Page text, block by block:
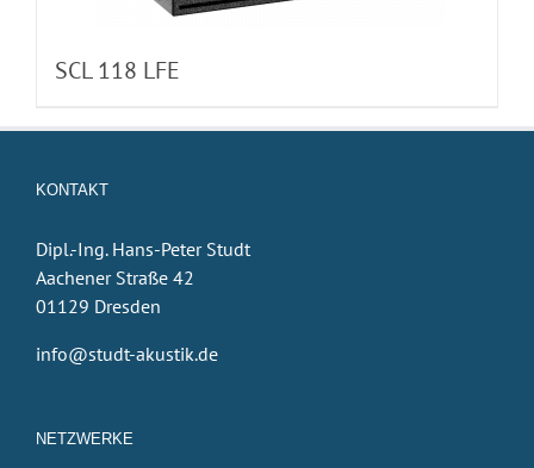
SCL 118 LFE
KONTAKT
Dipl.-Ing. Hans-Peter Studt
Aachener Straße 42
01129 Dresden
info@studt-akustik.de
NETZWERKE